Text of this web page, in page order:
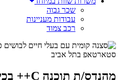
שכר גבוה
עבודות מעניינות
רכב צמוד
מהנדס/ת תוכנה C++ בכיר/ה בתל אביב